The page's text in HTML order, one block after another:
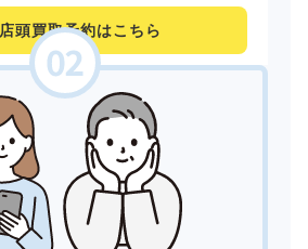
店頭買取予約はこちら